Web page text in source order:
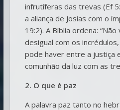
infrutíferas das trevas (Ef
a aliança de Josias com o
19:2). A Bíblia ordena:
desigual com os
pode haver entre a justiça
comunhão da luz com as
2. O que é paz
A palavra paz tanto no